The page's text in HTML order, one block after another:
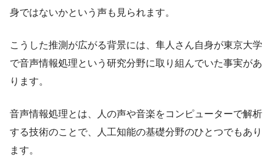
身ではないかという声も見られます。
こうした推測が広がる背景には、隼人さん自身が東京大学
で音声情報処理という研究分野に取り組んでいた事実があ
ります。
音声情報処理とは、人の声や音楽をコンピューターで解析
する技術のことで、人工知能の基礎分野のひとつでもあり
ます。